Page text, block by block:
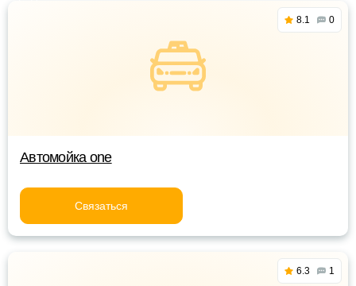
8.1 0
Автомойка one
Связаться
6.3 1